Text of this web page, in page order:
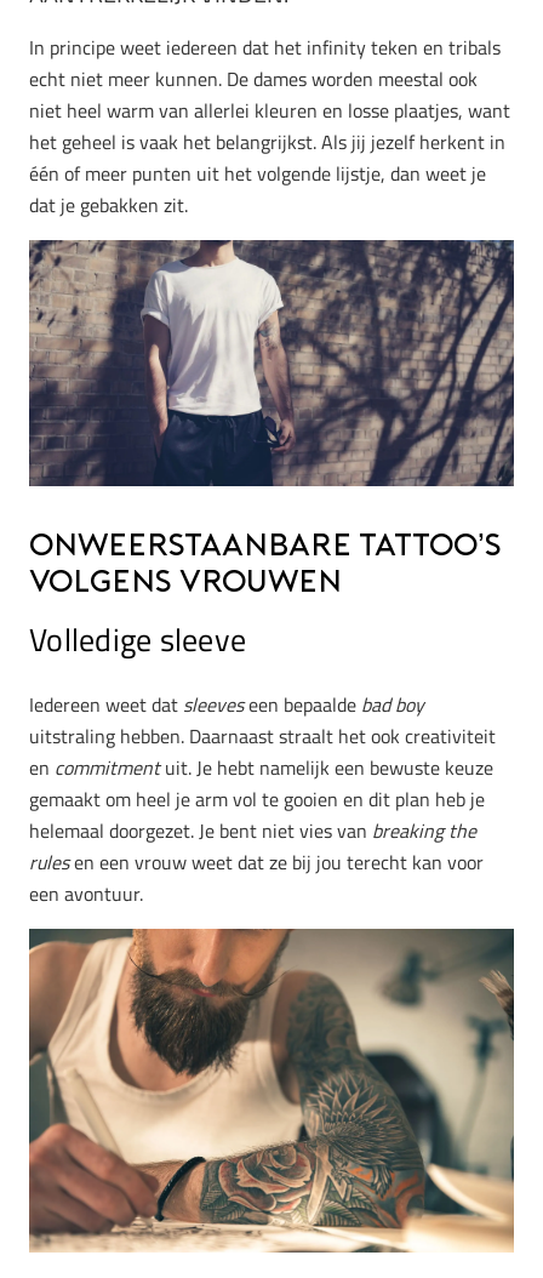
In principe weet iedereen dat het infinity teken en tribals
echt niet meer kunnen. De dames worden meestal ook
niet heel warm van allerlei kleuren en losse plaatjes, want
het geheel is vaak het belangrijkst. Als jij jezelf herkent in
één of meer punten uit het volgende lijstje, dan weet je
dat je gebakken zit.
Onweerstaanbare tattoo’s
volgens vrouwen
Volledige sleeve
Iedereen weet dat sleeveseen bepaalde bad boy
uitstraling hebben. Daarnaast straalt het ook creativiteit
en commitmentuit. Je hebt namelijk een bewuste keuze
gemaakt om heel je arm vol te gooien en dit plan heb je
helemaal doorgezet. Je bent niet vies van breaking the
rulesen een vrouw weet dat ze bij jou terecht kan voor
een avontuur.